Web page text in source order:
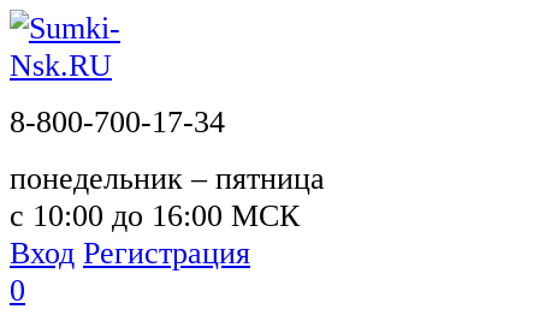
8-800-700-17-34
понедельник – пятница
с 10:00 до 16:00 МСК
Вход Регистрация
0